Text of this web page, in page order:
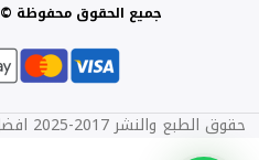
جميع الحقوق محفوظة © best-step.net 2026
حقوق الطبع والنشر 2017-2025 افضل خطوة . جميع الحقوق محفوظة